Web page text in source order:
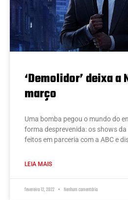
‘Demolidor’ deixa a
março
Uma bomba pegou o mundo do
forma desprevenida: os shows da
feitos em parceria com a ABC e
LEIA MAIS
fevereiro 12, 2022 Nenhum comentário